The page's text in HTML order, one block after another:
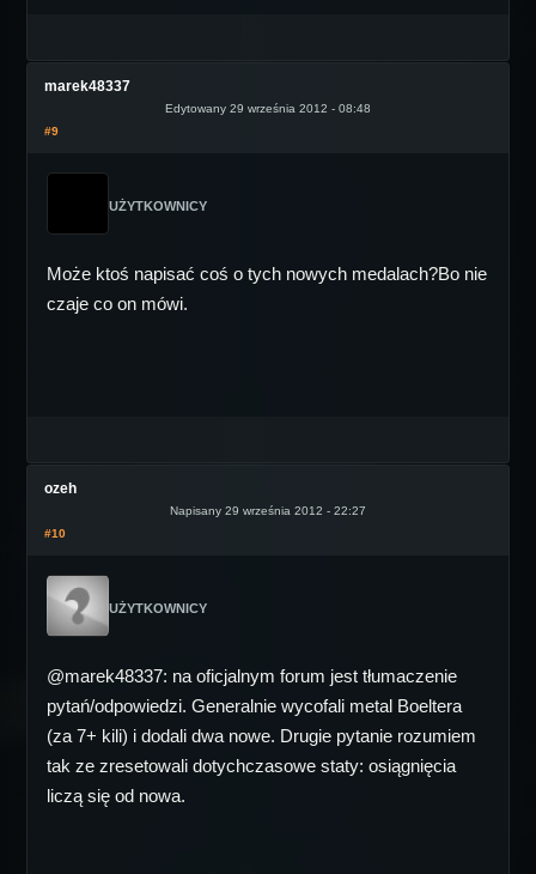
marek48337
Edytowany 29 września 2012 - 08:48
#9
UŻYTKOWNICY
Może ktoś napisać coś o tych nowych medalach?Bo nie
czaje co on mówi.
ozeh
Napisany 29 września 2012 - 22:27
#10
UŻYTKOWNICY
@marek48337: na oficjalnym forum jest tłumaczenie
pytań/odpowiedzi. Generalnie wycofali metal Boeltera
(za 7+ kili) i dodali dwa nowe. Drugie pytanie rozumiem
tak ze zresetowali dotychczasowe staty: osiągnięcia
liczą się od nowa.